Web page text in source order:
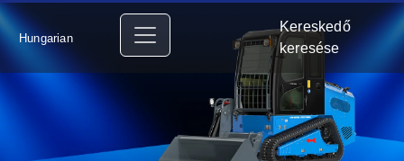
Hungarian
Kereskedő
keresése